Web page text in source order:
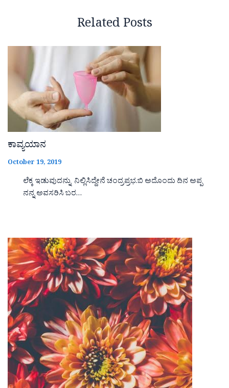
Related Posts
ಕಾವ್ಯಯಾನ
October 19, 2019
ಲೆಕ್ಕ ಇಡುವುದನ್ನು ನಿಲ್ಲಿಸಿದ್ದೇನೆ ಚಂದ್ರಪ್ರಭ.ಬಿ ಅದೊಂದು ದಿನ ಅಪ್ಪ
ನನ್ನ ಅವಸರಿಸಿ ಬರ…